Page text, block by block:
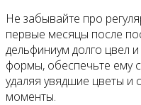
Не забывайте про
первые месяцы после
дельфиниум долго цвел
формы, обеспечьте ему
удаляя увядшие цветы и
моменты.